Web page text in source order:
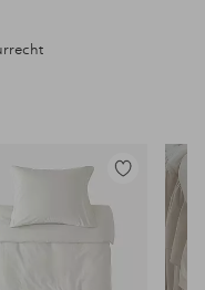
Toevoegen
favorieten